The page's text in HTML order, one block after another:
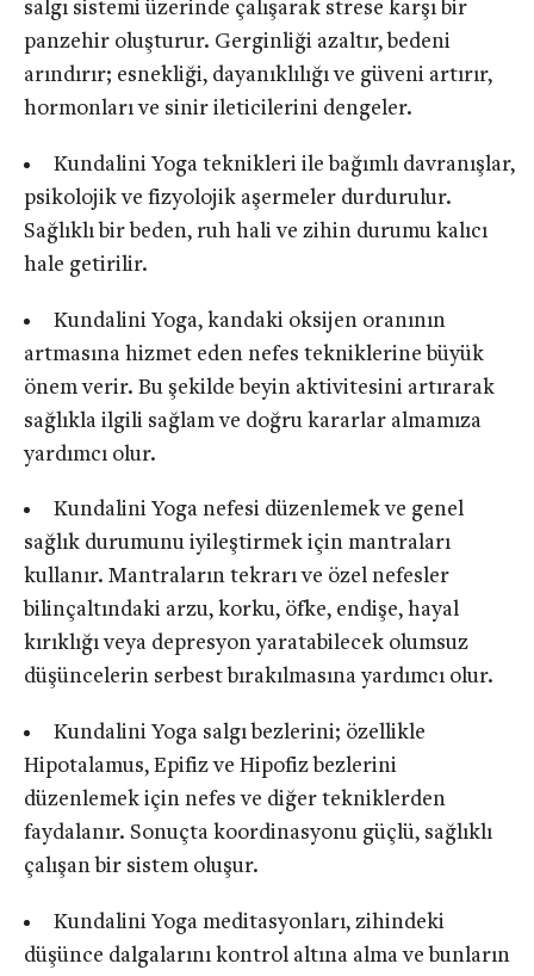
salgı sistemi üzerinde çalışarak strese karşı bir
panzehir oluşturur. Gerginliği azaltır, bedeni
arındırır; esnekliği, dayanıklılığı ve güveni artırır,
hormonları ve sinir ileticilerini dengeler.
Kundalini Yoga teknikleri ile bağımlı davranışlar,
psikolojik ve fizyolojik aşermeler durdurulur.
Sağlıklı bir beden, ruh hali ve zihin durumu kalıcı
hale getirilir.
Kundalini Yoga, kandaki oksijen oranının
artmasına hizmet eden nefes tekniklerine büyük
önem verir. Bu şekilde beyin aktivitesini artırarak
sağlıkla ilgili sağlam ve doğru kararlar almamıza
yardımcı olur.
Kundalini Yoga nefesi düzenlemek ve genel
sağlık durumunu iyileştirmek için mantraları
kullanır. Mantraların tekrarı ve özel nefesler
bilinçaltındaki arzu, korku, öfke, endişe, hayal
kırıklığı veya depresyon yaratabilecek olumsuz
düşüncelerin serbest bırakılmasına yardımcı olur.
Kundalini Yoga salgı bezlerini; özellikle
Hipotalamus, Epifiz ve Hipofiz bezlerini
düzenlemek için nefes ve diğer tekniklerden
faydalanır. Sonuçta koordinasyonu güçlü, sağlıklı
çalışan bir sistem oluşur.
Kundalini Yoga meditasyonları, zihindeki
düşünce dalgalarını kontrol altına alma ve bunların